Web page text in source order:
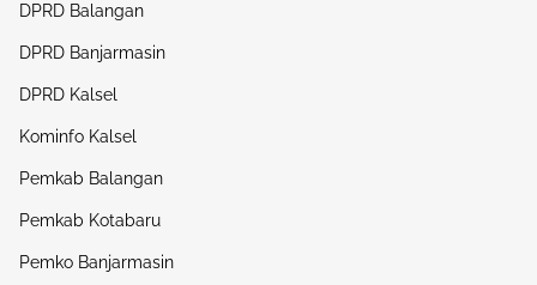
DPRD Balangan
DPRD Banjarmasin
DPRD Kalsel
Kominfo Kalsel
Pemkab Balangan
Pemkab Kotabaru
Pemko Banjarmasin